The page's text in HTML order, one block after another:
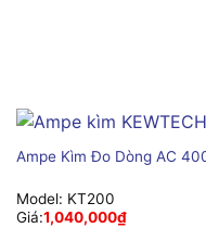
Ampe Kìm Đo Dòng AC
Model: KT200
Giá:1,040,000₫